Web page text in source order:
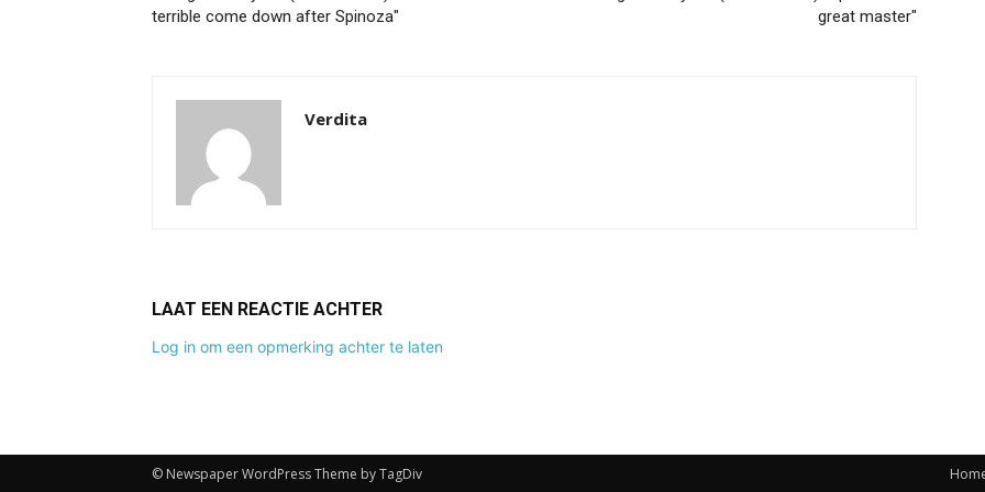
terrible come down after Spinoza"
great master"
Verdita
LAAT EEN REACTIE ACHTER
Log in om een opmerking achter te laten
© Newspaper WordPress Theme by TagDiv